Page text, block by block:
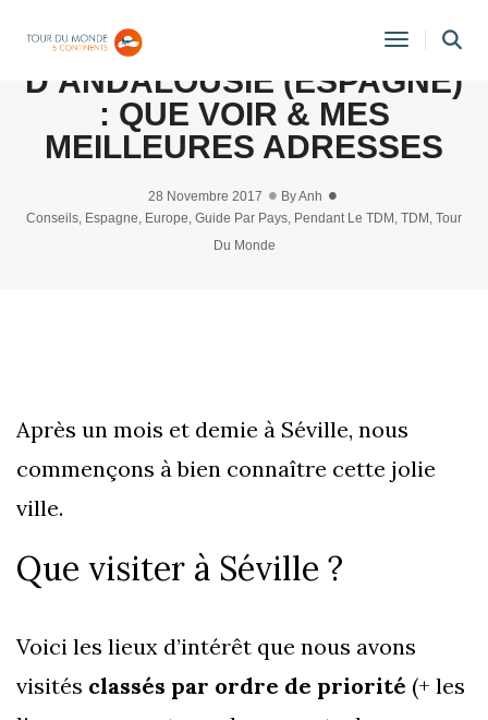
Toggle
GUIDE DE SÉVILLE ET
D’ANDALOUSIE (ESPAGNE)
: QUE VOIR & MES
MEILLEURES ADRESSES
28 Novembre 2017 ByAnh
Conseils, Espagne, Europe, Guide Par Pays, Pendant Le TDM , TDM , Tour
Du Monde
Après un mois et demie à Séville, nous
commençons à bien connaître cette jolie
ville.
Que visiter à Séville ?
Voici les lieux d’intérêt que nous avons
visités classés par ordre de priorité (+ les